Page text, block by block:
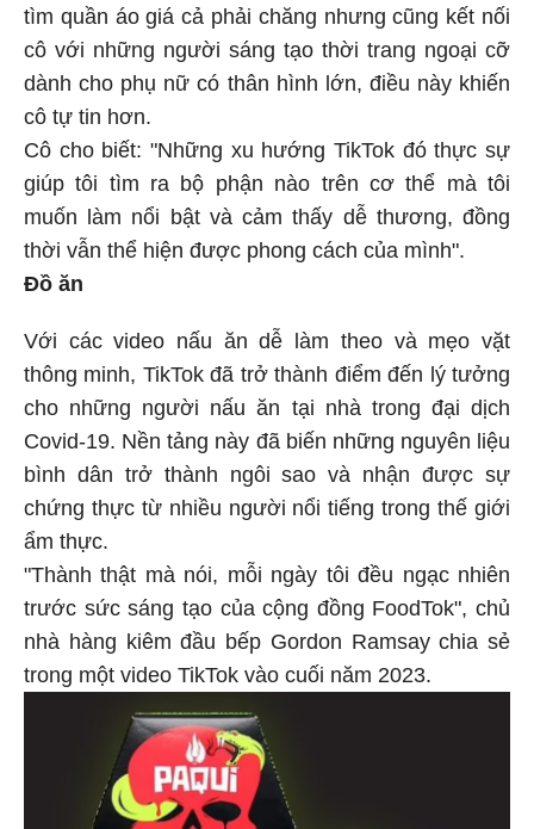
tìm quần áo giá cả phải chăng nhưng cũng kết nối
cô với những người sáng tạo thời trang ngoại cỡ
dành cho phụ nữ có thân hình lớn, điều này khiến
cô tự tin hơn.
Cô cho biết: "Những xu hướng TikTok đó thực sự
giúp tôi tìm ra bộ phận nào trên cơ thể mà tôi
muốn làm nổi bật và cảm thấy dễ thương, đồng
thời vẫn thể hiện được phong cách của mình".
Đồ ăn
Với các video nấu ăn dễ làm theo và mẹo vặt
thông minh, TikTok đã trở thành điểm đến lý tưởng
cho những người nấu ăn tại nhà trong đại dịch
Covid-19. Nền tảng này đã biến những nguyên liệu
bình dân trở thành ngôi sao và nhận được sự
chứng thực từ nhiều người nổi tiếng trong thế giới
ẩm thực.
"Thành thật mà nói, mỗi ngày tôi đều ngạc nhiên
trước sức sáng tạo của cộng đồng FoodTok", chủ
nhà hàng kiêm đầu bếp Gordon Ramsay chia sẻ
trong một video TikTok vào cuối năm 2023.